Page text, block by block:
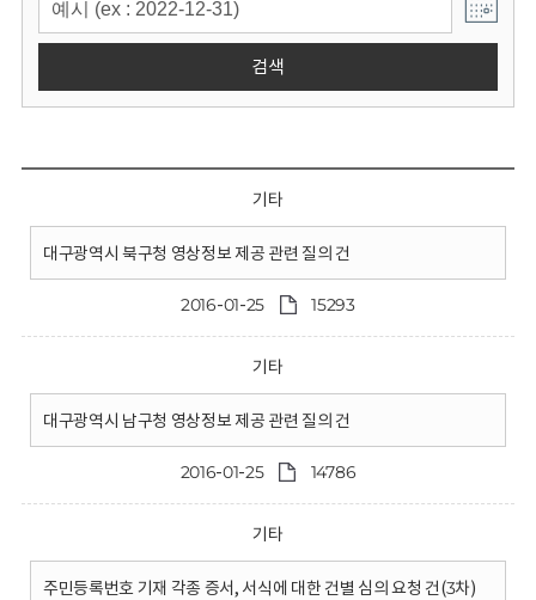
검색
기타
대구광역시 북구청 영상정보 제공 관련 질의 건
2016-01-25 15293
기타
대구광역시 남구청 영상정보 제공 관련 질의 건
2016-01-25 14786
기타
주민등록번호 기재 각종 증서, 서식에 대한 건별 심의 요청 건(3차)